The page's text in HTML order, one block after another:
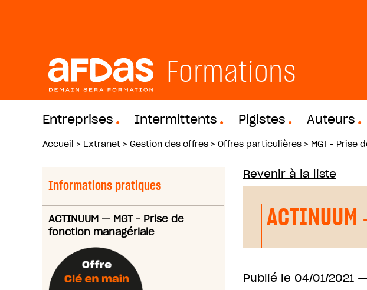
Formations
Entreprises Intermittents Pigistes Auteurs
Accueil > Extranet > Gestion des offres > Offres particulières > MGT - Prise
Informations pratiques
ACTINUUM — MGT - Prise de
fonction managériale
Revenir à la liste
ACTINUUM
Publié le 04/01/2021